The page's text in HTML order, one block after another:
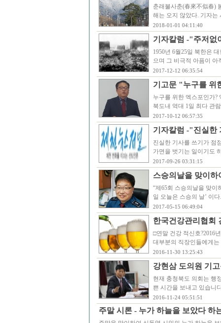
춘래불사춘(春來不似春)
해는 오지 않았다. 기자
2018-01-01 04:11:40
기자칼럼 -"주저없
1950년 6월25일 북한은
으며 그 비극적 아픔이
2017-12-12 06:35:54
기고문 "누구를 위
누구를 위한 엑스포인가?
북도내 역대 1일 최다 관
2017-10-12 06:57:35
기자칼럼 -"진실한
진실한 기사를 쓰기가 점
가면을 벗기는 일이기도
2017-09-26 03:31:15
스승의날을 맞이하
“제65회 스승의날을 맞이
일 오늘은 스승의 날’ 이
2017-05-15 06:49:04
한국건강관리협회
□연말 건강 적신호?2016
대부분의 직장인들에게
2016-11-30 13:25:43
강현삼 도의원 기
현재 충청북도 의회는 행
쁜 시간을 보내고 있습니
2016-11-24 05:51:51
주말 시론 - 누가 하늘을 보았다 하